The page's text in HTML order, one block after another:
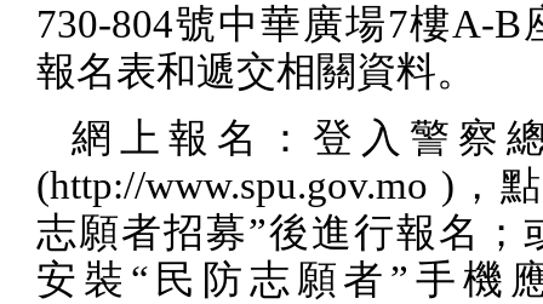
730-804號中華廣場7樓A-B
報名表和遞交相關資料。
網上報名：登入警察
(http://www.spu.gov.mo ) ，
志願者招募”後進行報名；
安裝“民防志願者”手機